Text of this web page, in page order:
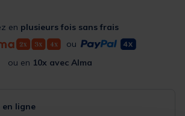
en plusieurs fois sans frais
ou
ou en 10x avec Alma
en ligne